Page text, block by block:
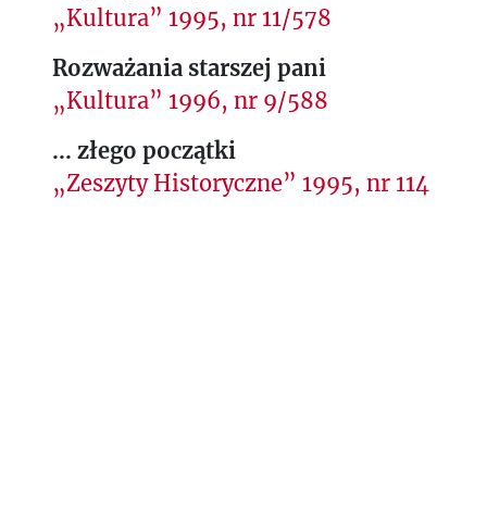
„Kultura” 1995, nr 11/578
Rozważania starszej pani
„Kultura” 1996, nr 9/588
... złego początki
„Zeszyty Historyczne” 1995, nr 114